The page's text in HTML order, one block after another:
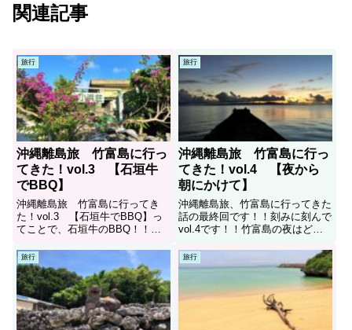
関連記事
旅行
沖縄離島旅 竹富島に行っ
てきた！vol.3 【石垣牛
でBBQ】
沖縄離島旅 竹富島に行ってき
た！vol.3 【石垣牛でBBQ】っ
てことで、石垣牛のBBQ！！夏
生初の石垣牛と対面した時、感動
が生まれました。
旅行
沖縄離島旅 竹富島に行っ
てきた！vol.4 【夜から
朝にかけて】
沖縄離島旅、竹富島に行ってきた
話の最終回です！！刻みに刻んで
vol.4です！！竹富島の夜はどん
迎えれたのか！？
旅行 旅行